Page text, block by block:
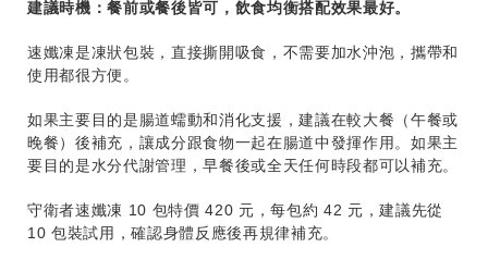
建議時機：餐前或餐後皆可，飲食均衡搭配效果最好。
速孅凍是凍狀包裝，直接撕開吸食，不需要加水沖泡，攜帶和
使用都很方便。
如果主要目的是腸道蠕動和消化支援，建議在較大餐（午餐或
晚餐）後補充，讓成分跟食物一起在腸道中發揮作用。如果主
要目的是水分代謝管理，早餐後或全天任何時段都可以補充。
守衛者速孅凍 10 包特價 420 元，每包約 42 元，建議先從
10 包裝試用，確認身體反應後再規律補充。